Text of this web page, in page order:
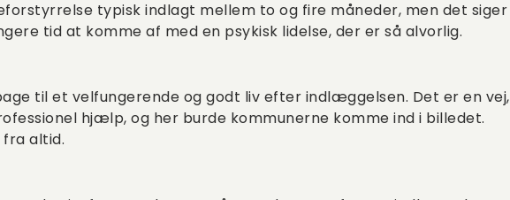
typisk indlagt mellem to og fire måneder, men det siger
tid at komme af med en psykisk lidelse, der er så alvorlig.
til et velfungerende og godt liv efter indlæggelsen. Det er en vej,
hjælp, og her burde kommunerne komme ind i billedet.
altid.